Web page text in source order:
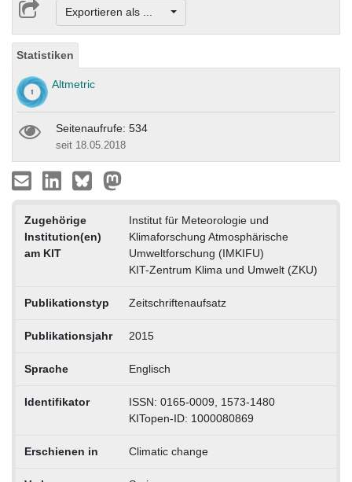
Exportieren als ...
Statistiken
Altmetric
Seitenaufrufe: 534
seit 18.05.2018
Zugehörige
Institution(en)
am KIT
Institut für Meteorologie und
Klimaforschung Atmosphärische
Umweltforschung (IMKIFU)
KIT-Zentrum Klima und Umwelt (ZKU)
Publikationstyp Zeitschriftenaufsatz
Publikationsjahr 2015
Sprache Englisch
Identifikator
ISSN: 0165-0009, 1573-1480
KITopen-ID: 1000080869
Erschienen in Climatic change